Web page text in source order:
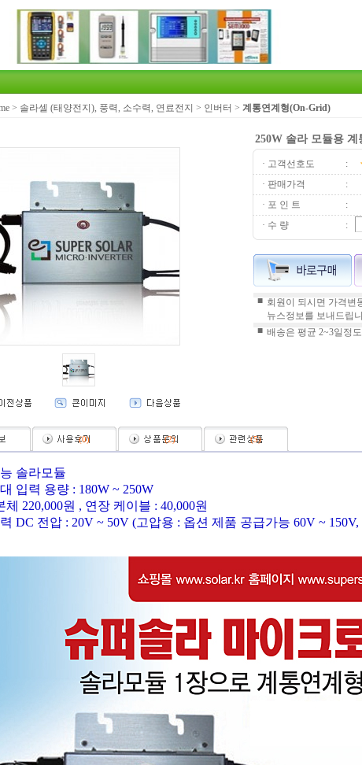
> 솔라셀 (태양전지), 풍력, 소수력, 연료전지 > 인버터 > 계통연계형(On-Grid)
250W 솔라 모듈용 계
· 고객선호도
:
· 판매가격
:
· 포 인 트
:
· 수 량
:
■ 회원이 되시면 가격변
뉴스정보를 보내드립
■ 배송은 평균 2~3일정
(0) (2) (5)
솔라모듈
입력 용량 : 180W ~ 250W
체 220,000원 , 연장 케이블 : 40,000원
DC 전압 : 20V ~ 50V (고압용 : 옵션 제품 공급가능 60V ~ 150V,